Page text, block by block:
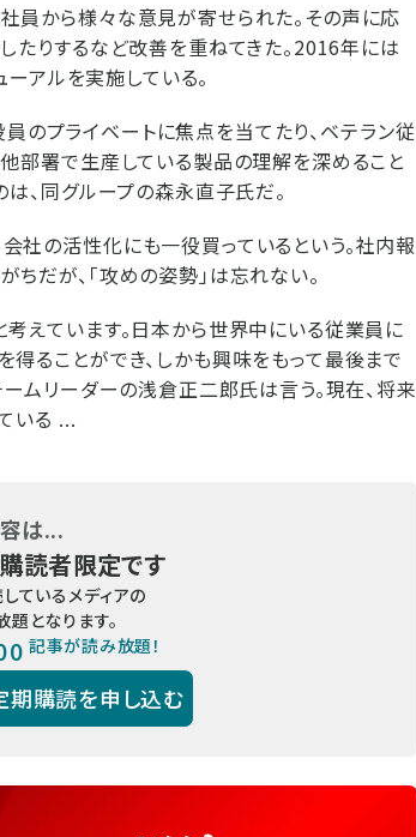
員から様々な意見が寄せられた。その声に応
たりするなど改善を重ねてきた。2016年には
アルを実施している。
員のプライベートに焦点を当てたり、ベテラン従
部署で生産している製品の理解を深めること
、同グループの森永直子氏だ。
社の活性化にも一役買っているという。社内報
だが、「攻めの姿勢」は忘れない。
えています。日本から世界中にいる従業員に
ることができ、しかも興味をもって最後まで
ムリーダーの浅倉正二郎氏は言う。現在、将来
いる ...
は...
読者限定です
ているメディアの
となります。
記事が読み放題！
期購読を申し込む